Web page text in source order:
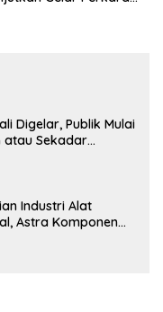
Digelar, Publik Mulai
atau Sekadar
Industri Alat
Astra Komponen